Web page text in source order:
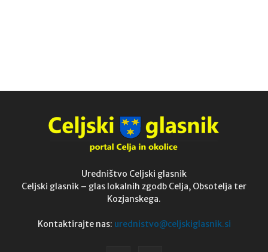
Uredništvo Celjski glasnik
Celjski glasnik – glas lokalnih zgodb Celja, Obsotelja ter
Kozjanskega.
Kontaktirajte nas: urednistvo@celjskiglasnik.si